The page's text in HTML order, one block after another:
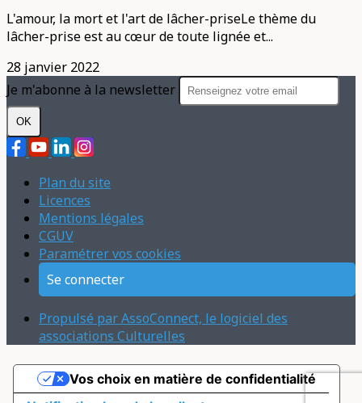
L'amour, la mort et l'art de lâcher-priseLe thème du
lâcher-prise est au cœur de toute lignée et...
28 janvier 2022
Je m'abonne à la newsletter
OK
Plan du site
Licences
Mentions légales
CGUV
Paramétrer vos cookies
Se connecter
Propulsé par AssoConnect, le logiciel des
associations Culturelles
Vos choix en matière de confidentialité